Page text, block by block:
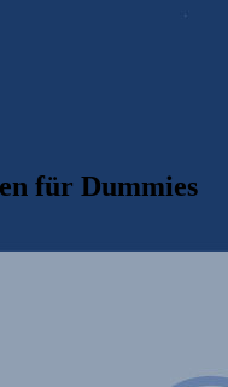
für Dummies